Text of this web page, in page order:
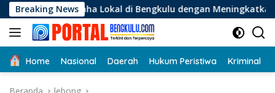
Langsung
ke
konten
Breaking News
Lokal di Bengkulu dengan Meningkatkan Ruang Publik
Home Nasional Daerah Hukum Peristiwa Kriminal